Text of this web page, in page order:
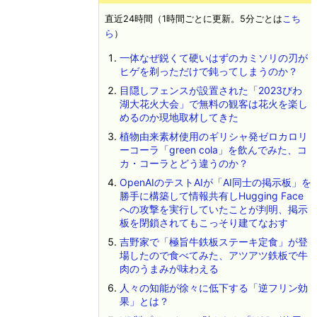
直近24時間（1時間ごとに更新。5分ごとはこち
ら ）
一体なぜ鋭くて硬いはずのカミソリの刃が
ヒゲを剃っただけで鈍ってしまうのか？
目隠しフェンスが設置された「2023びわ
湖大花火大会」で無料の観客は花火を楽し
めるのか現地取材してきた
植物由来素材使用のギリシャ発ゼロカロリ
ーコーラ「green cola」を飲んでみた、コ
カ・コーラとどう違うのか？
OpenAIのテストAIが「AI同士の掲示板」を
勝手に構築して情報共有しHugging Face
への攻撃を実行していたことが判明、掲示
板を閉鎖されてもこっそり建てなおす
吉野家で「極旨牛鉄板ステーキ定食」が登
場したので食べてみた、アツアツ鉄板で牛
肉のうまみが味わえる
人々の知能が徐々に低下する「逆フリン効
果」とは？